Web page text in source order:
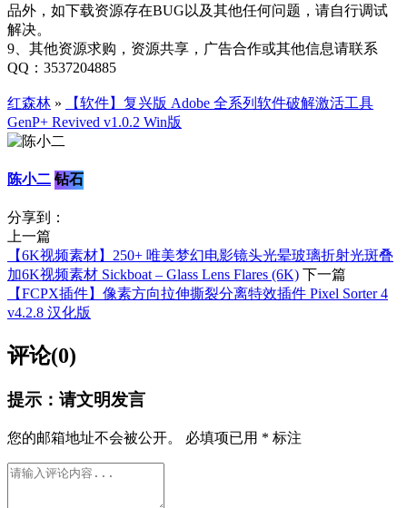
品外，如下载资源存在BUG以及其他任何问题，请自行调试
解决。
9、其他资源求购，资源共享，广告合作或其他信息请联系
QQ：3537204885
红森林 »
【软件】复兴版 Adobe 全系列软件破解激活工具
GenP+ Revived v1.0.2 Win版
陈小二 钻石
分享到：
上一篇
【6K视频素材】250+ 唯美梦幻电影镜头光晕玻璃折射光斑叠
加6K视频素材 Sickboat – Glass Lens Flares (6K) 下一篇
【FCPX插件】像素方向拉伸撕裂分离特效插件 Pixel Sorter 4
v4.2.8 汉化版
评论(0)
提示：请文明发言
您的邮箱地址不会被公开。 必填项已用 * 标注